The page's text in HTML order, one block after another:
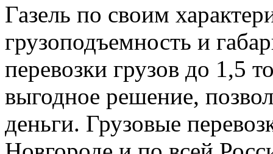
Газель по своим
грузоподъемность и
перевозки грузов до 1,5
выгодное решение,
деньги. Грузовые